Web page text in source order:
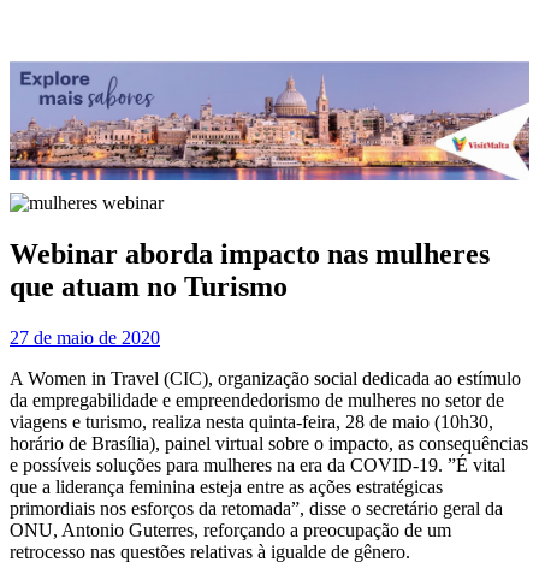
Webinar aborda impacto nas mulheres
que atuam no Turismo
27 de maio de 2020
A Women in Travel (CIC), organização social dedicada ao estímulo
da empregabilidade e empreendedorismo de mulheres no setor de
viagens e turismo, realiza nesta quinta-feira, 28 de maio (10h30,
horário de Brasília), painel virtual sobre o impacto, as consequências
e possíveis soluções para mulheres na era da COVID-19. ”É vital
que a liderança feminina esteja entre as ações estratégicas
primordiais nos esforços da retomada”, disse o secretário geral da
ONU, Antonio Guterres, reforçando a preocupação de um
retrocesso nas questões relativas à igualde de gênero.